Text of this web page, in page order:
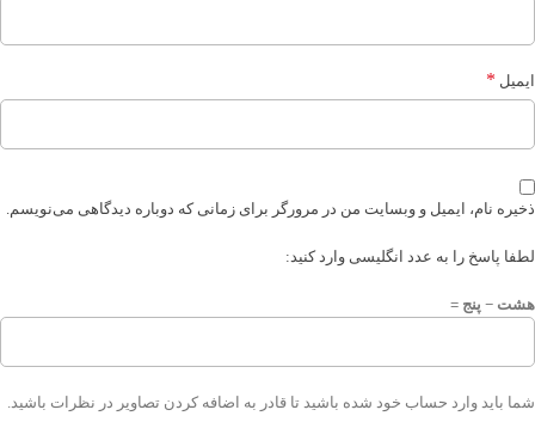
ایمیل *
ذخیره نام، ایمیل و وبسایت من در مرورگر برای زمانی که دوباره دیدگاهی می‌نویسم.
لطفا پاسخ را به عدد انگلیسی وارد کنید:
هشت − پنج =
شما باید وارد حساب خود شده باشید تا قادر به اضافه کردن تصاویر در نظرات باشید.